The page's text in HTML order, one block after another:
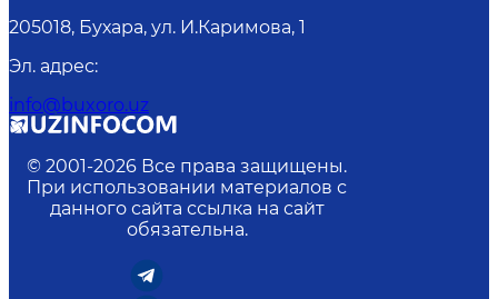
205018, Бухара, ул. И.Каримова, 1
Эл. адрес:
info@buxoro.uz
© 2001-2026 Все права защищены.
При использовании материалов с
данного сайта ссылка на сайт
обязательна.